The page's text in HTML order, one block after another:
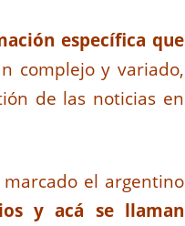
específica que
complejo y variado,
de las noticias en
el argentino
y acá se llaman